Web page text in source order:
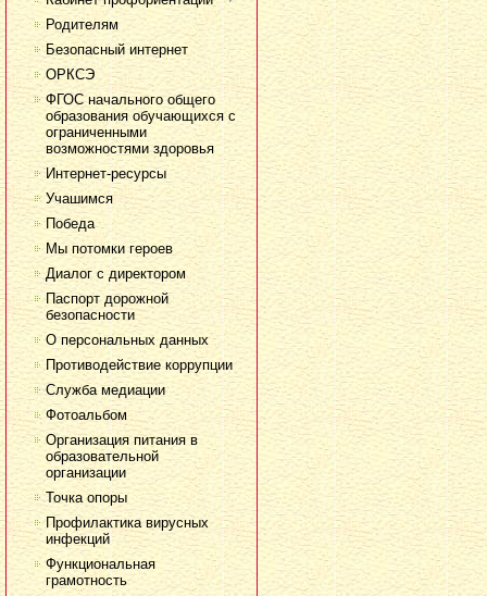
Родителям
Безопасный интернет
ОРКСЭ
ФГОС начального общего
образования обучающихся с
ограниченными
возможностями здоровья
Интернет-ресурсы
Учашимся
Победа
Мы потомки героев
Диалог с директором
Паспорт дорожной
безопасности
О персональных данных
Противодействие коррупции
Служба медиации
Фотоальбом
Организация питания в
образовательной
организации
Точка опоры
Профилактика вирусных
инфекций
Функциональная
грамотность